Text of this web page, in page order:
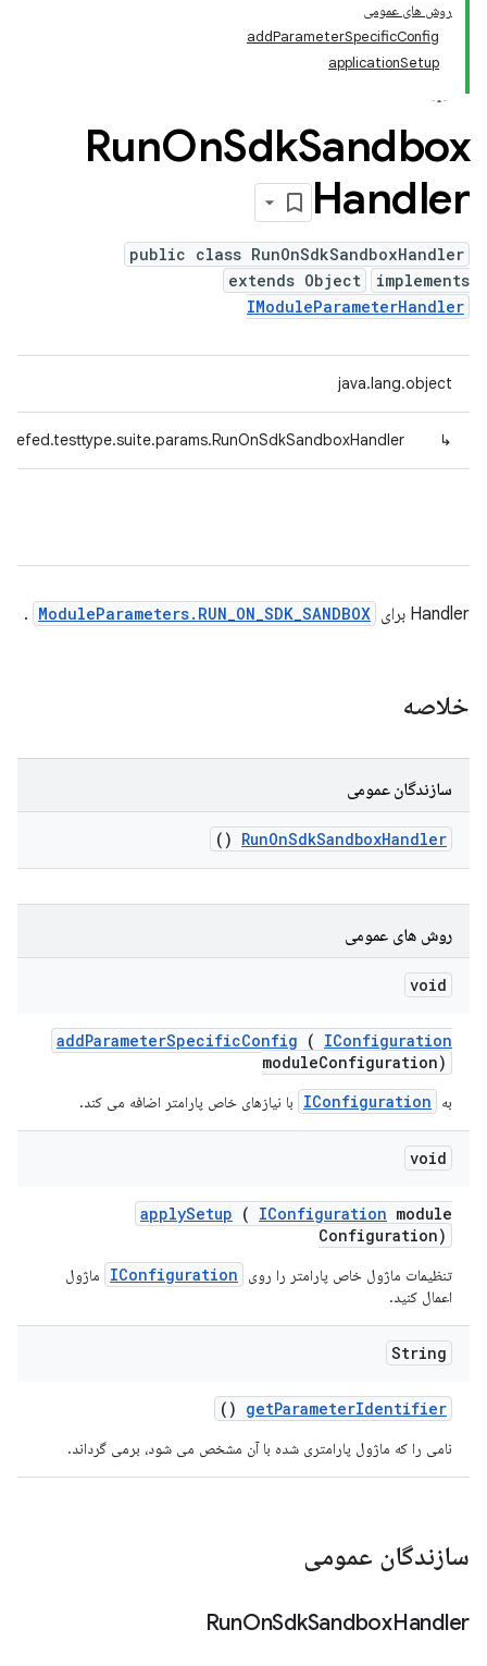
روش های عمومی
addParameterSpecificConfig
applicationSetup
RunOnSdkSandbox
Handler
public class RunOnSdkSandboxHandler
extends Object
implements
IModuleParameterHandler
java.lang.object
↳
Handler برای ModuleParameters.RUN_ON_SDK_SANDBOX
.
خلاصه
سازندگان عمومی
RunOnSdkSandboxHandler
()
روش های عمومی
void
addParameterSpecificConfig ( IConfiguration
moduleConfiguration)
به IConfiguration با نیازهای خاص پارامتر اضافه می کند.
void
applySetup ( IConfiguration module
Configuration)
تنظیمات ماژول خاص پارامتر را روی IConfiguration
ماژول
اعمال کنید.
String
getParameterIdentifier
()
نامی را که ماژول پارامتری شده با آن مشخص می شود، برمی گرداند.
سازندگان عمومی
RunOnSdkSandboxHandler